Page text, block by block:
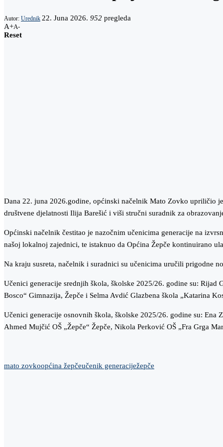
Autor: Urednik 22. Juna 2026. 952 pregleda
A+A-
Reset
Dana 22. juna 2026.godine, općinski načelnik Mato Zovko upriličio
društvene djelatnosti Ilija Barešić i viši stručni suradnik za
Općinski načelnik čestitao je nazočnim učenicima generacije na
našoj lokalnoj zajednici, te istaknuo da Općina Žepče kontinuirano
Na kraju susreta, načelnik i suradnici su učenicima uručili prigodne
Učenici generacije srednjih škola, školske 2025/26. godine su: Rijad
Bosco“ Gimnazija, Žepče i Selma Avdić Glazbena škola „Katarina
Učenici generacije osnovnih škola, školske 2025/26. godine su: Ena
Ahmed Mujčić OŠ „Žepče“ Žepče, Nikola Perković OŠ „Fra Grga
mato zovkoopćina žepčeučenik generaciježepče